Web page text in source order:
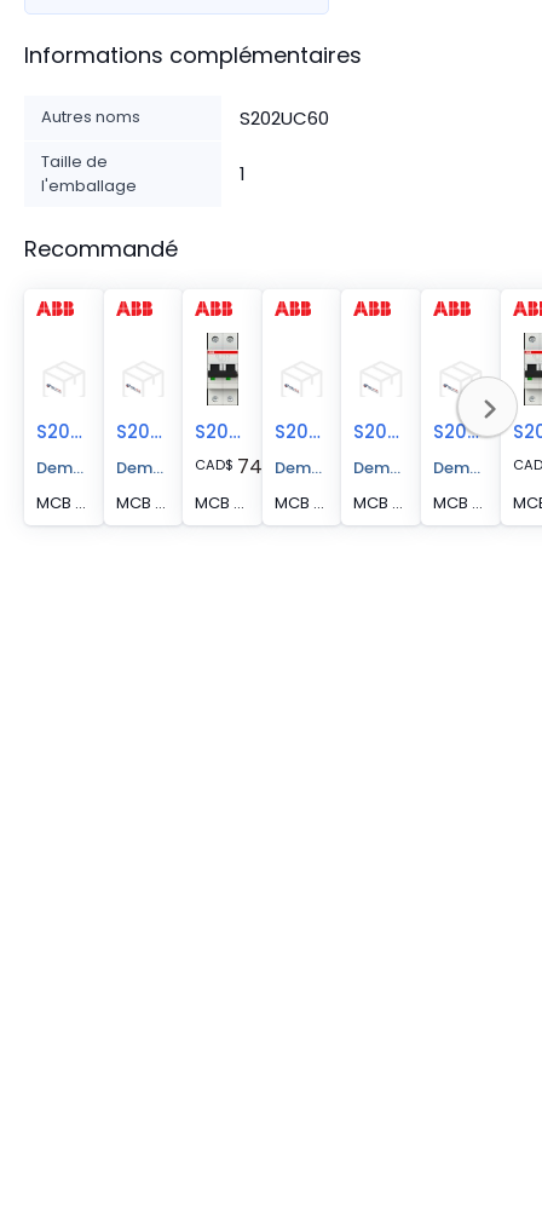
Informations complémentaires
Autres noms S202UC60
Taille de
l'emballage
1
Recommandé
S202U-C63
Demander un devis
MCB S200U 2P 63A C CURVE 240VAC
S202U-C50
Demander un devis
MCB S200U 2P 50A C CURVE 240VAC
S202U-C40
CAD$ 74.39
MCB S200U 2P 40A C CURVE 240VAC
S202U-C30
Demander un devis
MCB S200U 2P 30A C CURVE 240VAC
S202U-C6
Demander un devis
MCB S200U 2P 6A C CURVE 240VAC
S202U-C32
Demander
MCB S200U 2P 32A C CURVE 240VAC
CAD